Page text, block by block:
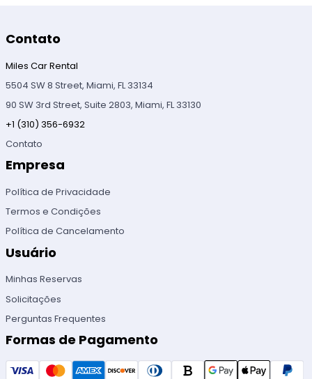
Contato
Miles Car Rental
5504 SW 8 Street, Miami, FL 33134
90 SW 3rd Street, Suite 2803, Miami, FL 33130
+1 (310) 356-6932
Contato
Empresa
Política de Privacidade
Termos e Condições
Política de Cancelamento
Usuário
Minhas Reservas
Solicitações
Perguntas Frequentes
Formas de Pagamento